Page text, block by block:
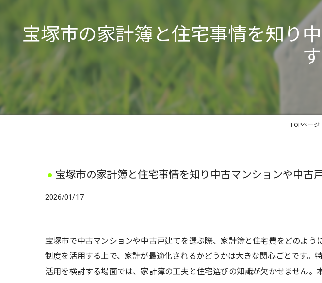
宝塚市の家計簿と住宅事情を知り
TOPページ
宝塚市の家計簿と住宅事情を知り中古マンションや中古
2026/01/17
宝塚市で中古マンションや中古戸建てを選ぶ際、家計簿と住宅費をどのよ
制度を活用する上で、家計が最適化されるかどうかは大きな関心ごとです
活用を検討する場面では、家計簿の工夫と住宅選びの知識が欠かせません